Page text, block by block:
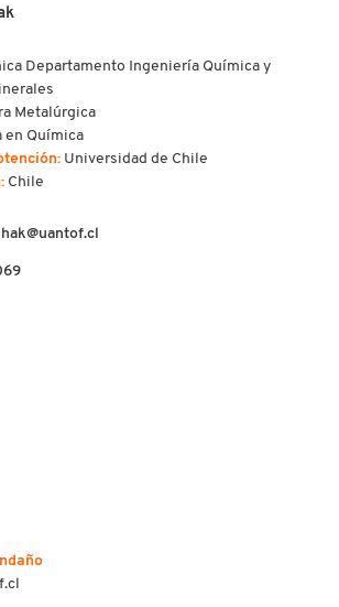
Departamento Ingeniería Química y
Metalúrgica
en Química
Universidad de Chile
Chile